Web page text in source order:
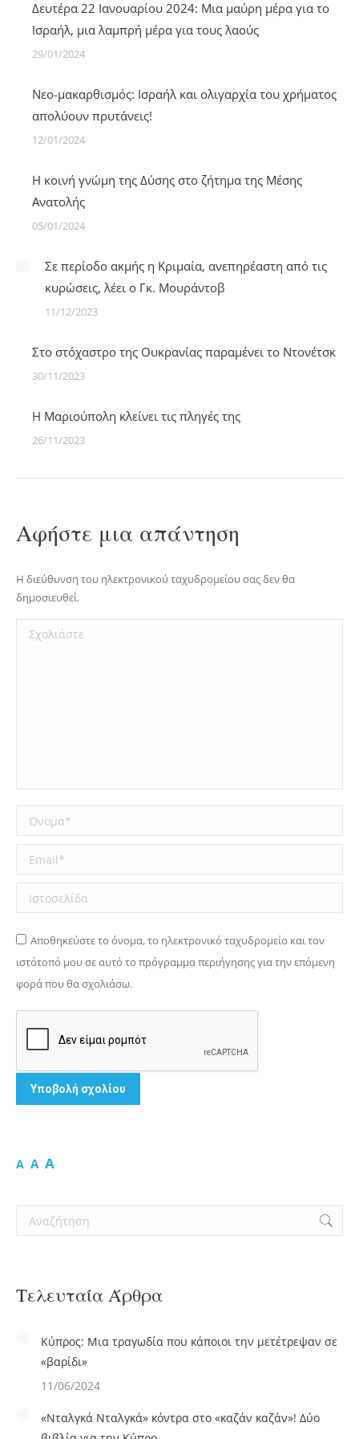
Δευτέρα 22 Ιανουαρίου 2024: Μια μαύρη μέρα για το
Ισραήλ, μια λαμπρή μέρα για τους λαούς
29/01/2024
Νεο-μακαρθισμός: Ισραήλ και ολιγαρχία του χρήματος
απολύουν πρυτάνεις!
12/01/2024
Η κοινή γνώμη της Δύσης στο ζήτημα της Μέσης
Ανατολής
05/01/2024
Σε περίοδο ακμής η Κριμαία, ανεπηρέαστη από τις
κυρώσεις, λέει ο Γκ. Μουράντοβ
11/12/2023
Στο στόχαστρο της Ουκρανίας παραμένει το Ντονέτσκ
30/11/2023
Η Μαριούπολη κλείνει τις πληγές της
26/11/2023
Αφήστε μια απάντηση
Η διεύθυνση του ηλεκτρονικού ταχυδρομείου σας δεν θα
δημοσιευθεί.
Σχολιάστε
Όνομα *
Email *
Ιστοσελίδα
Αποθηκεύστε το όνομα, το ηλεκτρονικό ταχυδρομείο και τον
ιστότοπό μου σε αυτό το πρόγραμμα περιήγησης για την επόμενη
φορά που θα σχολιάσω.
Υποβολή σχολίου
A A A
Search:
Τελευταία Άρθρα
Κύπρος: Μια τραγωδία που κάποιοι την μετέτρεψαν σε
«βαρίδι»
11/06/2024
«Νταλγκά Νταλγκά» κόντρα στο «καζάν καζάν»! Δύο